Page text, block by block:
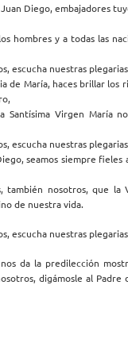
Diego, embajadores
hombres y a todas las
escucha nuestras
de María, haces brillar los
Santísima Virgen María
escucha nuestras
seamos siempre
también nosotros, que la
de nuestra vida.
escucha nuestras
da la predilección
digámosle al Padre